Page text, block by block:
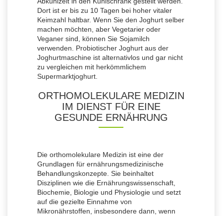
Dort ist er bis zu 10 Tagen bei hoher vitaler
Keimzahl haltbar. Wenn Sie den Joghurt selber
machen möchten, aber Vegetarier oder
Veganer sind, können Sie Sojamilch
verwenden. Probiotischer Joghurt aus der
Joghurtmaschine ist alternativlos und gar nicht
zu vergleichen mit herkömmlichem
Supermarktjoghurt.
ORTHOMOLEKULARE MEDIZIN
IM DIENST FÜR EINE
GESUNDE ERNÄHRUNG
Die orthomolekulare Medizin ist eine der
Grundlagen für ernährungsmedizinische
Behandlungskonzepte. Sie beinhaltet
Disziplinen wie die Ernährungswissenschaft,
Biochemie, Biologie und Physiologie und setzt
auf die gezielte Einnahme von
Mikronährstoffen, insbesondere dann, wenn